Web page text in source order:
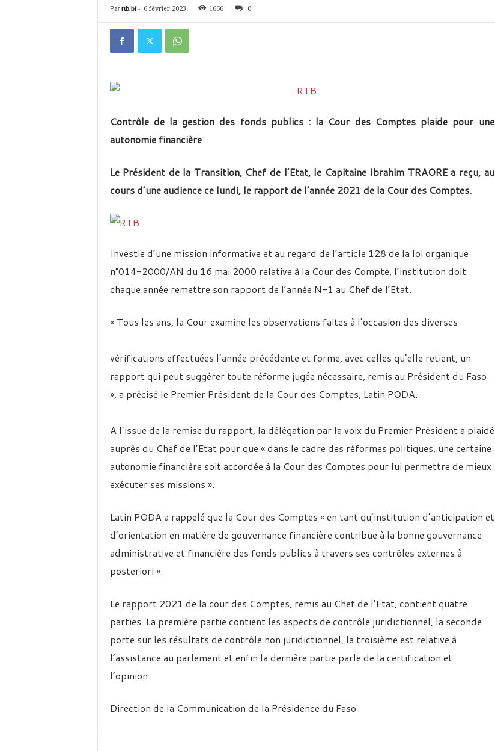
i
Par rtb.bf- 6 février 2023 1666 0
Contrôle de la gestion des fonds publics : la Cour des Comptes plaide pour une
autonomie financière
Le Président de la Transition, Chef de l’Etat, le Capitaine Ibrahim TRAORE a reçu, au
cours d’une audience ce lundi, le rapport de l’année 2021 de la Cour des Comptes.
Investie d’une mission informative et au regard de l’article 128 de la loi organique
n°014-2000/AN du 16 mai 2000 relative à la Cour des Compte, l’institution doit
chaque année remettre son rapport de l’année N-1 au Chef de l’Etat.
« Tous les ans, la Cour examine les observations faites à l’occasion des diverses
vérifications effectuées l’année précédente et forme, avec celles qu’elle retient, un
rapport qui peut suggérer toute réforme jugée nécessaire, remis au Président du Faso
», a précisé le Premier Président de la Cour des Comptes, Latin PODA.
A l’issue de la remise du rapport, la délégation par la voix du Premier Président a plaidé
auprès du Chef de l’Etat pour que « dans le cadre des réformes politiques, une certaine
autonomie financière soit accordée à la Cour des Comptes pour lui permettre de mieux
exécuter ses missions ».
Latin PODA a rappelé que la Cour des Comptes « en tant qu’institution d’anticipation et
d’orientation en matière de gouvernance financière contribue à la bonne gouvernance
administrative et financière des fonds publics à travers ses contrôles externes à
posteriori ».
Le rapport 2021 de la cour des Comptes, remis au Chef de l’Etat, contient quatre
parties. La première partie contient les aspects de contrôle juridictionnel, la seconde
porte sur les résultats de contrôle non juridictionnel, la troisième est relative à
l’assistance au parlement et enfin la dernière partie parle de la certification et
l’opinion.
Direction de la Communication de la Présidence du Faso